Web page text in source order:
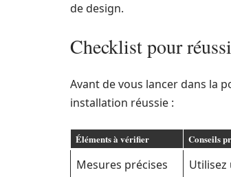
de design.
Checklist pour
Avant de vous lancer dans la
installation réussie :
Éléments à vérifier Conseils
Mesures précises